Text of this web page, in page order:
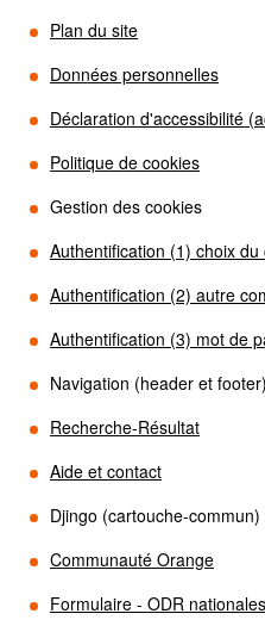
Plan du site
Données personnelles
Déclaration d'accessibilité
Politique de cookies
Gestion des cookies
Authentification (1) choix du
Authentification (2) autre
Authentification (3) mot de
Navigation (header et footer)
Recherche-Résultat
Aide et contact
Djingo (cartouche-commun)
Communauté Orange
Formulaire - ODR